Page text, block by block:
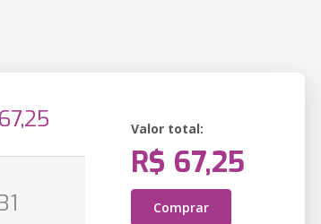
Valor total:
R$ 67,25
Comprar